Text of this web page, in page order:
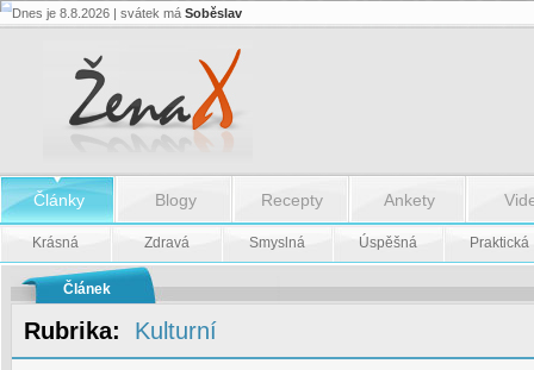
Kamenné
Zimbabwe
-
Kamenné
sochy
Nákupní
galerii
Myslbek
Dnes je 8.8.2026 | svátek má Soběslav
Články Blogy Recepty Ankety
Krásná Zdravá Smyslná Úspěšná Praktická
Článek
Rubrika: Kulturní